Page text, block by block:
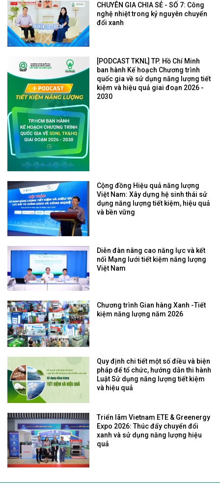
CHUYÊN GIA CHIA SẺ - SỐ 7: Công
nghệ nhiệt trong kỷ nguyên chuyển
đổi xanh
[PODCAST TKNL] TP. Hồ Chí Minh
ban hành Kế hoạch Chương trình
quốc gia về sử dụng năng lượng tiết
kiệm và hiệu quả giai đoạn 2026 -
2030
Cộng đồng Hiệu quả năng lượng
Việt Nam: Xây dựng hệ sinh thái sử
dụng năng lượng tiết kiệm, hiệu quả
và bền vững
Diễn đàn nâng cao năng lực và kết
nối Mạng lưới tiết kiệm năng lượng
Việt Nam
Chương trình Gian hàng Xanh -Tiết
kiệm năng lượng năm 2026
Quy định chi tiết một số điều và biện
pháp để tổ chức, hướng dẫn thi hành
Luật Sử dụng năng lượng tiết kiệm
và hiệu quả
Triển lãm Vietnam ETE & Greenergy
Expo 2026: Thúc đẩy chuyển đổi
xanh và sử dụng năng lượng hiệu
quả